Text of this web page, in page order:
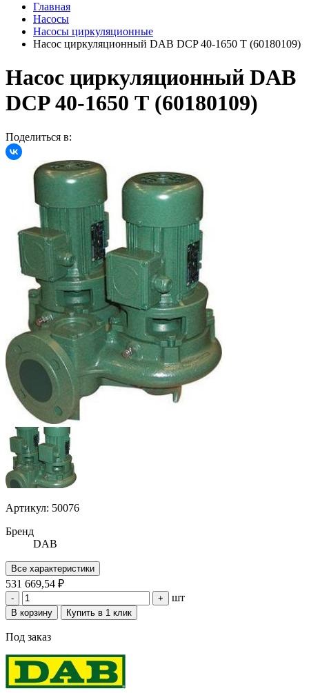
Главная
Насосы
Насосы циркуляционные
Насос циркуляционный DAB DCP 40-1650 Т (60180109)
Насос циркуляционный DAB
DCP 40-1650 Т (60180109)
Поделиться в:
Артикул: 50076
Бренд
DAB
Все характеристики
531 669,54 ₽
- + шт
В корзину Купить в 1 клик
Под заказ